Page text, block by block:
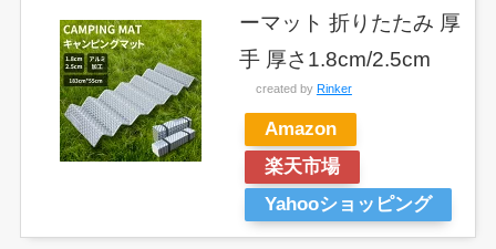
ーマット 折りたたみ 厚
手 厚さ1.8cm/2.5cm
created by Rinker
Amazon
楽天市場
Yahooショッピング